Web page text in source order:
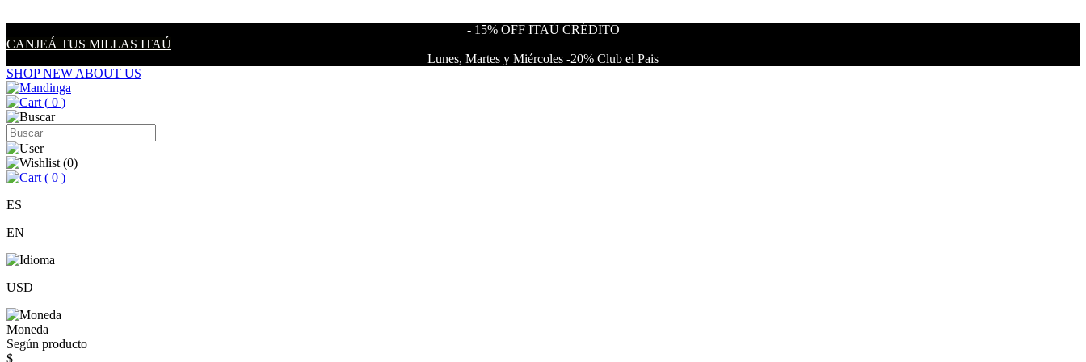
- 15% OFF ITAÚ CRÉDITO
CANJEÁ TUS MILLAS ITAÚ
Lunes, Martes y Miércoles -20% Club el Pais
SHOP NEW ABOUT US
( 0 )
(0)
( 0 )
ES
EN
USD
Moneda
Según producto
$